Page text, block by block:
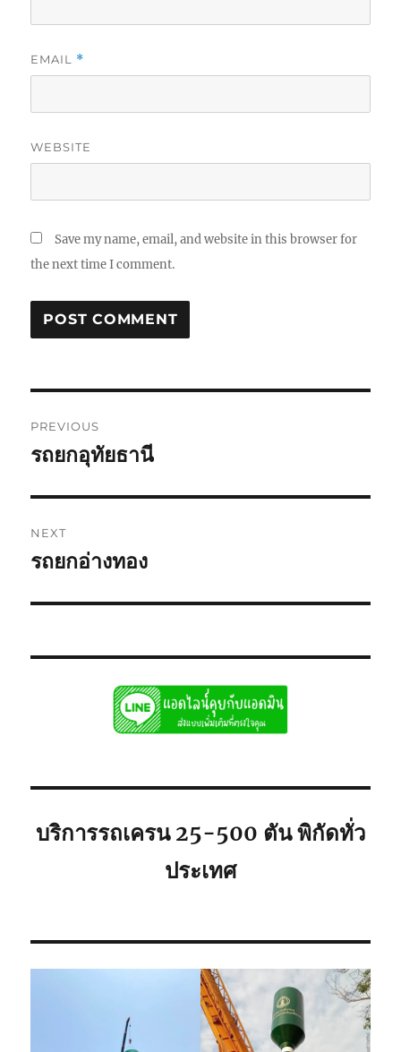
EMAIL *
WEBSITE
Save my name, email, and website in this browser for
the next time I comment.
navigation
PREVIOUS
Previous
รถยกอุทัยธานี
NEXT
Next
รถยกอ่างทอง
บริการรถเครน 25-500 ตัน พิกัดทั่ว
ประเทศ